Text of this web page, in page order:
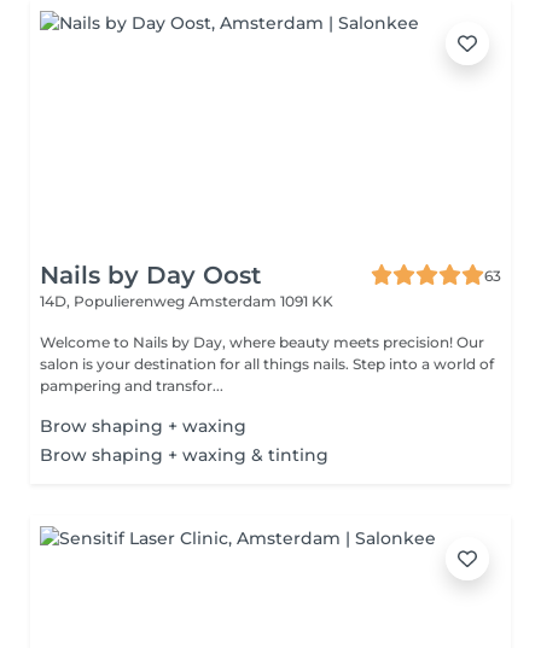
Nails by Day Oost
63
14D, Populierenweg Amsterdam 1091 KK
Welcome to Nails by Day, where beauty meets precision! Our
salon is your destination for all things nails. Step into a world of
pampering and transfor...
Brow shaping + waxing
Brow shaping + waxing & tinting